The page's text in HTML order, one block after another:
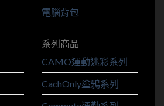
電腦背包
系列商品
CAMO運動迷彩系列
CachOnly塗鴉系列